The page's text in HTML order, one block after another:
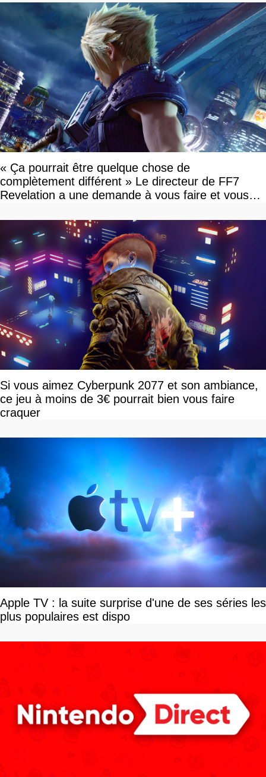
« Ça pourrait être quelque chose de
complètement différent » Le directeur de FF7
Revelation a une demande à vous faire et vous
Si vous aimez Cyberpunk 2077 et son ambiance,
ce jeu à moins de 3€ pourrait bien vous faire
craquer
Apple TV : la suite surprise d'une de ses séries les
plus populaires est dispo